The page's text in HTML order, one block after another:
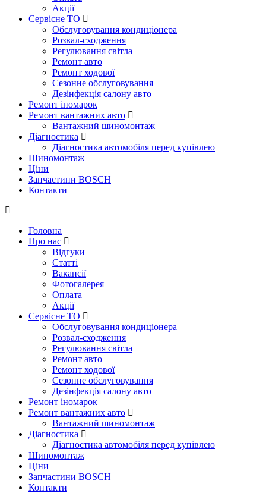
Акції
Сервісне ТО
Обслуговування кондиціонера
Розвал-сходження
Регулювання світла
Ремонт авто
Ремонт ходової
Сезонне обслуговування
Дезінфекція салону авто
Ремонт іномарок
Ремонт вантажних авто
Вантажний шиномонтаж
Діагностика
Діагностика автомобіля перед купівлею
Шиномонтаж
Ціни
Запчастини BOSCH
Контакти
Головна
Про нас
Відгуки
Статті
Вакансії
Фотогалерея
Оплата
Акції
Сервісне ТО
Обслуговування кондиціонера
Розвал-сходження
Регулювання світла
Ремонт авто
Ремонт ходової
Сезонне обслуговування
Дезінфекція салону авто
Ремонт іномарок
Ремонт вантажних авто
Вантажний шиномонтаж
Діагностика
Діагностика автомобіля перед купівлею
Шиномонтаж
Ціни
Запчастини BOSCH
Контакти